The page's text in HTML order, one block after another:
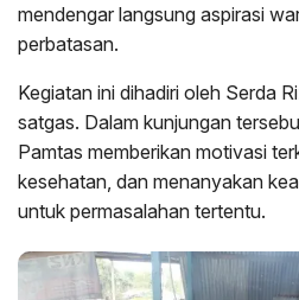
mendengar langsung aspirasi
perbatasan.
Kegiatan ini dihadiri oleh Serda
satgas. Dalam kunjungan
Pamtas memberikan motivasi
kesehatan, dan menanyakan
untuk permasalahan tertentu.